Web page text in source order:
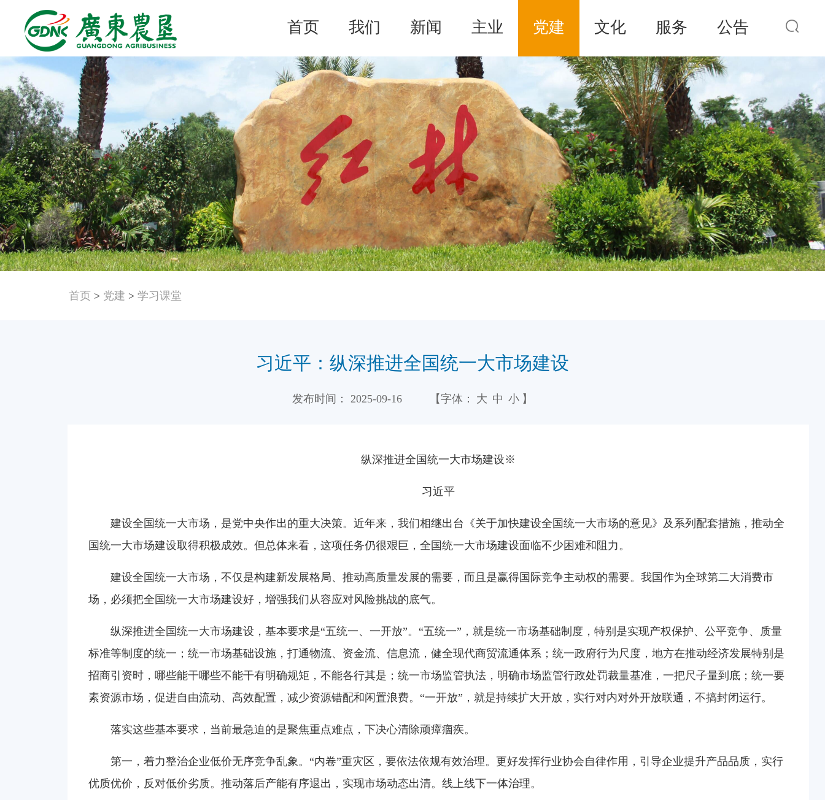
首页 我们 新闻 主业 党建 文化 服务 公告
首页 > 党建 > 学习课堂
习近平：纵深推进全国统一大市场建设
发布时间： 2025-09-16 【字体： 大 中 小 】
纵深推进全国统一大市场建设※
习近平
建设全国统一大市场，是党中央作出的重大决策。近年来，我们相继出台《关于加快建设全国统一大市场的意见》及系列配套措施，推动全
国统一大市场建设取得积极成效。但总体来看，这项任务仍很艰巨，全国统一大市场建设面临不少困难和阻力。
建设全国统一大市场，不仅是构建新发展格局、推动高质量发展的需要，而且是赢得国际竞争主动权的需要。我国作为全球第二大消费市
场，必须把全国统一大市场建设好，增强我们从容应对风险挑战的底气。
纵深推进全国统一大市场建设，基本要求是“五统一、一开放”。“五统一”，就是统一市场基础制度，特别是实现产权保护、公平竞争、质量
标准等制度的统一；统一市场基础设施，打通物流、资金流、信息流，健全现代商贸流通体系；统一政府行为尺度，地方在推动经济发展特别是
招商引资时，哪些能干哪些不能干有明确规矩，不能各行其是；统一市场监管执法，明确市场监管行政处罚裁量基准，一把尺子量到底；统一要
素资源市场，促进自由流动、高效配置，减少资源错配和闲置浪费。“一开放”，就是持续扩大开放，实行对内对外开放联通，不搞封闭运行。
落实这些基本要求，当前最急迫的是聚焦重点难点，下决心清除顽瘴痼疾。
第一，着力整治企业低价无序竞争乱象。“内卷”重灾区，要依法依规有效治理。更好发挥行业协会自律作用，引导企业提升产品品质，实行
优质优价，反对低价劣质。推动落后产能有序退出，实现市场动态出清。线上线下一体治理。